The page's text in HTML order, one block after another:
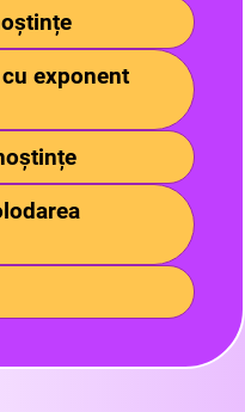
exponent